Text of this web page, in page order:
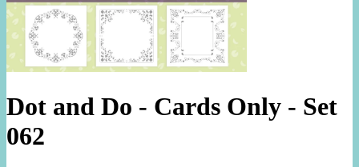
Dot and Do - Cards Only - Set
062